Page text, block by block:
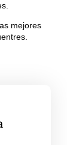
mejores